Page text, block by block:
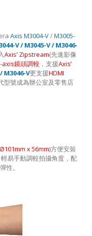
Axis M3004-V/M3005-
V / M3045-V / M3046-
Axis’ Zipstream(先進影像
axis鏡頭調較 ，支援Axis’
M3046-V更支援HDMI
型號成為辦公室及零售店
Ø101mm x 56mm)方便安裝
易手動調較拍攝角度，配
性。